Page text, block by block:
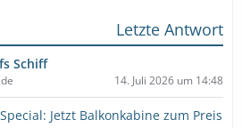
Letzte Antwort
Schiff
14. Juli 2026 um 14:48
Jetzt Balkonkabine zum Preis